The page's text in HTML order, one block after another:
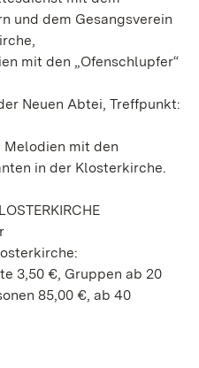
und dem Gesangsverein
mit den „Ofenschlupfer“
Neuen Abtei, Treffpunkt:
Melodien mit den
in der Klosterkirche.
3,50 €, Gruppen ab 20
85,00 €, ab 40